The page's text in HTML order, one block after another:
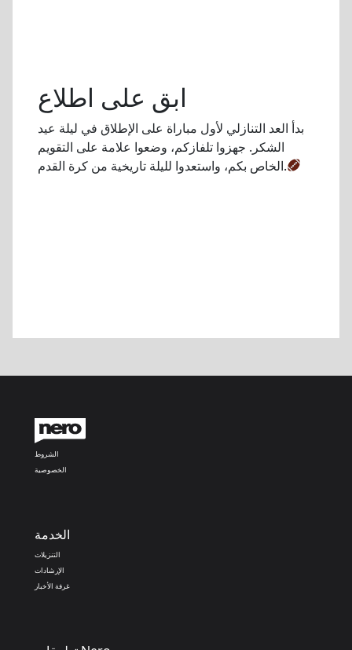
ابق على اطلاع
بدأ العد التنازلي لأول مباراة على الإطلاق في ليلة عيد
الشكر. جهزوا تلفازكم، وضعوا علامة على التقويم
الخاص بكم، واستعدوا لليلة تاريخية من كرة القدم.
الشروط
الخصوصية
الخدمة
التنزيلات
الإرشادات
غرفة الأخبار